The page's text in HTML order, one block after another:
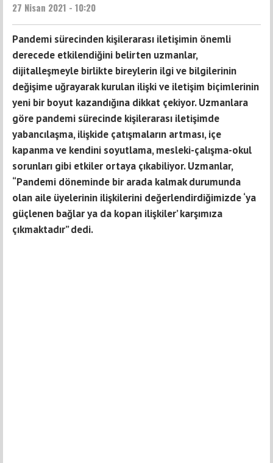
27 Nisan 2021 - 10:20
Pandemi sürecinden kişilerarası iletişimin önemli
derecede etkilendiğini belirten uzmanlar,
dijitalleşmeyle birlikte bireylerin ilgi ve bilgilerinin
değişime uğrayarak kurulan ilişki ve iletişim biçimlerinin
yeni bir boyut kazandığına dikkat çekiyor. Uzmanlara
göre pandemi sürecinde kişilerarası iletişimde
yabancılaşma, ilişkide çatışmaların artması, içe
kapanma ve kendini soyutlama, mesleki-çalışma-okul
sorunları gibi etkiler ortaya çıkabiliyor. Uzmanlar,
“Pandemi döneminde bir arada kalmak durumunda
olan aile üyelerinin ilişkilerini değerlendirdiğimizde ‘ya
güçlenen bağlar ya da kopan ilişkiler’ karşımıza
çıkmaktadır” dedi.